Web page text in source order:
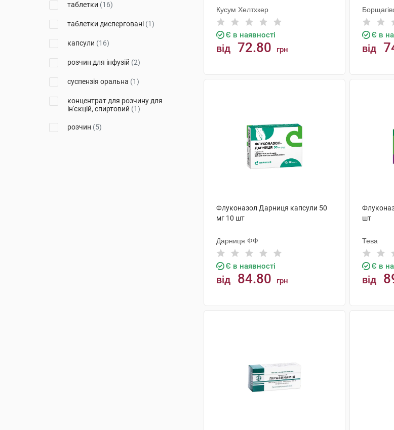
К.О. Славія Фарм
Лабораторіос Ліконса(2)
Фармекс Груп
Фарева Амбуаз(1)
Новартіс Фарма(1)
Янссен-Сілаг(1)
таблетки (16)
таблетки дисперговані (1)
капсули (16)
розчин для інфузій (2)
суспензія оральна (1)
концентрат для розчину для
ін'єкцій, спиртовий (1)
розчин (5)
Кусум Хелтхкер
Є в наявності
від 72.80 грн
Є в
від
Флуконазол Дарниця капсули 50
мг 10 шт
Дарниця ФФ
Є в наявності
від 84.80 грн
шт
Тева
Є в
від